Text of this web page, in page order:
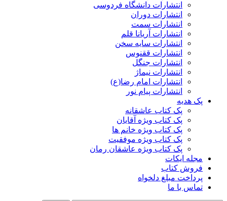
انتشارات دانشگاه فردوسی
انتشارات دوران
انتشارات سمت
انتشارات آریانا قلم
انتشارات سایه سخن
انتشارات ققنوس
انتشارات جنگل
انتشارات نیماژ
انتشارات امام رضا(ع)
انتشارات پیام نور
پک هدیه
پک کتاب عاشقانه
پک کتاب ویژه آقایان
پک کتاب ویژه خانم ها
پک کتاب ویژه موفقیت
پک کتاب ویژه عاشقان رمان
مجله ایکات
فروش کتاب
پرداخت مبلغ دلخواه
تماس با ما